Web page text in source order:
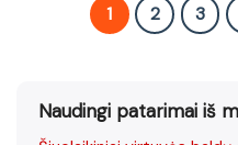
1 2 3
Naudingi patarimai iš